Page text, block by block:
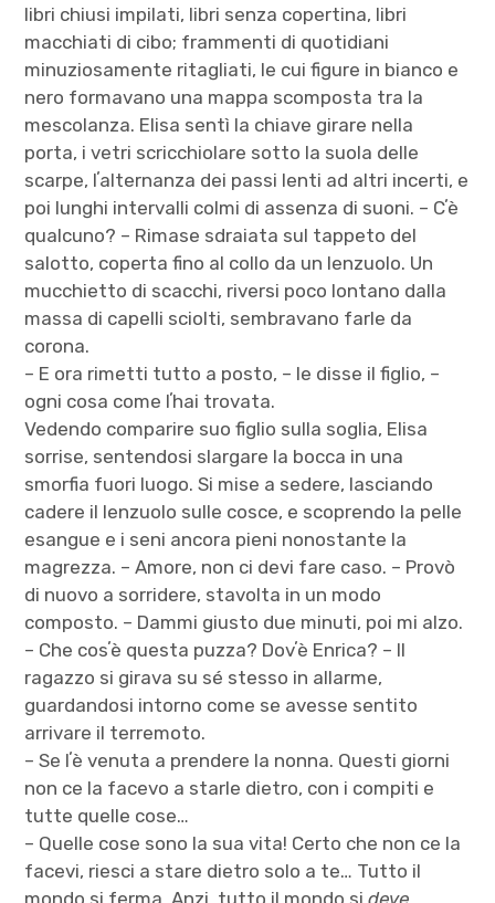
libri chiusi impilati, libri senza copertina, libri
macchiati di cibo; frammenti di quotidiani
minuziosamente ritagliati, le cui figure in bianco e
nero formavano una mappa scomposta tra la
mescolanza. Elisa sentì la chiave girare nella
porta, i vetri scricchiolare sotto la suola delle
scarpe, lʼalternanza dei passi lenti ad altri incerti, e
poi lunghi intervalli colmi di assenza di suoni. – Cʼè
qualcuno? – Rimase sdraiata sul tappeto del
salotto, coperta fino al collo da un lenzuolo. Un
mucchietto di scacchi, riversi poco lontano dalla
massa di capelli sciolti, sembravano farle da
corona.
– E ora rimetti tutto a posto, – le disse il figlio, –
ogni cosa come lʼhai trovata.
Vedendo comparire suo figlio sulla soglia, Elisa
sorrise, sentendosi slargare la bocca in una
smorfia fuori luogo. Si mise a sedere, lasciando
cadere il lenzuolo sulle cosce, e scoprendo la pelle
esangue e i seni ancora pieni nonostante la
magrezza. – Amore, non ci devi fare caso. – Provò
di nuovo a sorridere, stavolta in un modo
composto. – Dammi giusto due minuti, poi mi alzo.
– Che cosʼè questa puzza? Dovʼè Enrica? – Il
ragazzo si girava su sé stesso in allarme,
guardandosi intorno come se avesse sentito
arrivare il terremoto.
– Se lʼè venuta a prendere la nonna. Questi giorni
non ce la facevo a starle dietro, con i compiti e
tutte quelle cose…
– Quelle cose sono la sua vita! Certo che non ce la
facevi, riesci a stare dietro solo a te… Tutto il
mondo si ferma. Anzi, tutto il mondo sideve